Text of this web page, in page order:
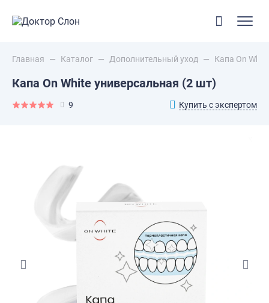
Главная — Каталог — Дополнительный уход — Капа On
Капа On White универсальная (2 шт)
9 Купить с экспертом